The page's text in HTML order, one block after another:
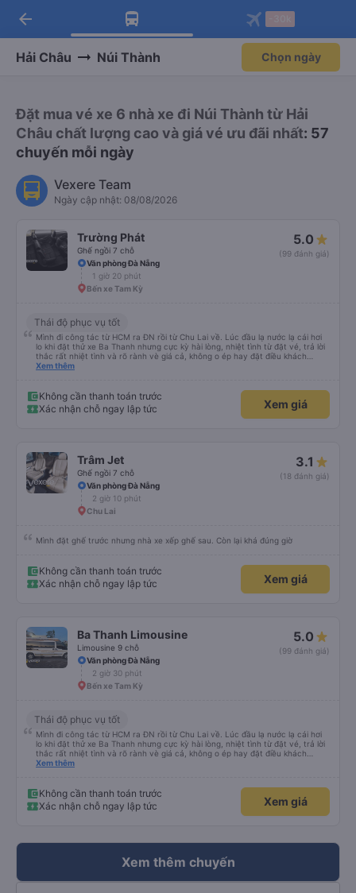
Tải app Vexere ngay!
Nhận ưu đãi thành viên độc
Mở app
Tải app Vexere
-30k/ghế khi đặt vé máy bay qua
Mở app
arrow_back
Hải Châu Núi Thành Chọn ngày
Đặt mua vé xe 6 nhà xe đi Núi Thành từ Hải
Châu chất lượng cao và giá vé ưu đãi nhất: 57
chuyến mỗi ngày
Vexere Team
Ngày cập nhật: 08/08/2026
Trường Phát
Ghế ngồi 7 chỗ
5.0
(99 đánh giá)
Văn phòng Đà Nẵng
1 giờ 20 phút
Bến xe Tam Kỳ
Thái độ phục vụ tốt
Mình đi công tác từ HCM ra ĐN rồi từ Chu Lai về. Lúc đầu lạ nước lạ cái hơi
lo khi đặt thử xe Ba Thanh nhưng cực kỳ hài lòng, nhiệt tình từ đặt vé, trả lời
thắc rất nhiệt tình và rõ rành vè giá cả, không o ép hay đặt điều khách
hàng. Lần tới đi công tác chắc chắn tiếp tục dùng xe nhà này!
Xem thêm
Không cần thanh toán trước
Xác nhận chỗ ngay lập tức
Xem giá
Trâm Jet
Ghế ngồi 7 chỗ
3.1
(18 đánh giá)
Văn phòng Đà Nẵng
2 giờ 10 phút
Chu Lai
Mình đặt ghế trước nhưng nhà xe xếp ghế sau. Còn lại khá đúng giờ
Không cần thanh toán trước
Xác nhận chỗ ngay lập tức
Xem giá
Ba Thanh Limousine
Limousine 9 chỗ
5.0
(99 đánh giá)
Văn phòng Đà Nẵng
2 giờ 30 phút
Bến xe Tam Kỳ
Thái độ phục vụ tốt
Mình đi công tác từ HCM ra ĐN rồi từ Chu Lai về. Lúc đầu lạ nước lạ cái hơi
lo khi đặt thử xe Ba Thanh nhưng cực kỳ hài lòng, nhiệt tình từ đặt vé, trả lời
thắc rất nhiệt tình và rõ rành vè giá cả, không o ép hay đặt điều khách
hàng. Lần tới đi công tác chắc chắn tiếp tục dùng xe nhà này!
Xem thêm
Không cần thanh toán trước
Xác nhận chỗ ngay lập tức
Xem giá
Xem thêm chuyến